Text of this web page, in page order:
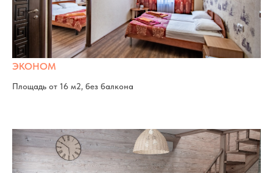
ЭКОНОМ
Площадь от 16 м2, без балкона